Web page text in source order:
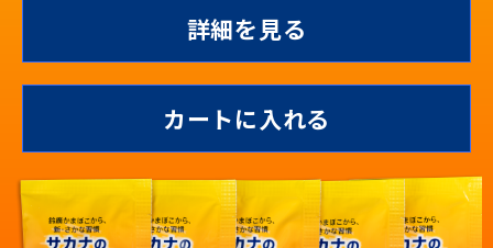
詳細を見る
カートに入れる